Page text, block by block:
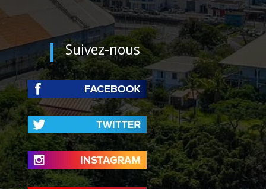
Suivez-nous